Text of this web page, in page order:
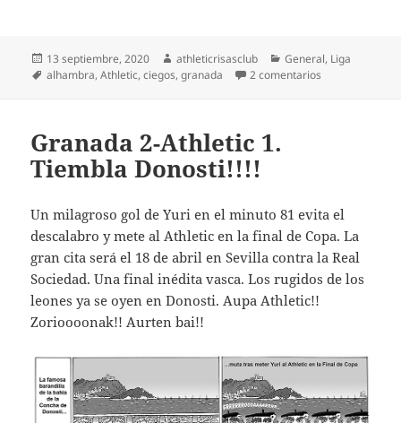
Publicado
el
13 septiembre, 2020 Autor
athleticrisasclub Categorías
General, Liga
Etiquetas
alhambra,Athletic,ciegos,granada 2 comentarios
Granada 2-Athletic 1.
Tiembla Donosti!!!!
Un milagroso gol de Yuri en el minuto 81 evita el
descalabro y mete al Athletic en la final de Copa. La
gran cita será el 18 de abril en Sevilla contra la Real
Sociedad. Una final inédita vasca. Los rugidos de los
leones ya se oyen en Donosti. Aupa Athletic!!
Zorioooonak!! Aurten bai!!